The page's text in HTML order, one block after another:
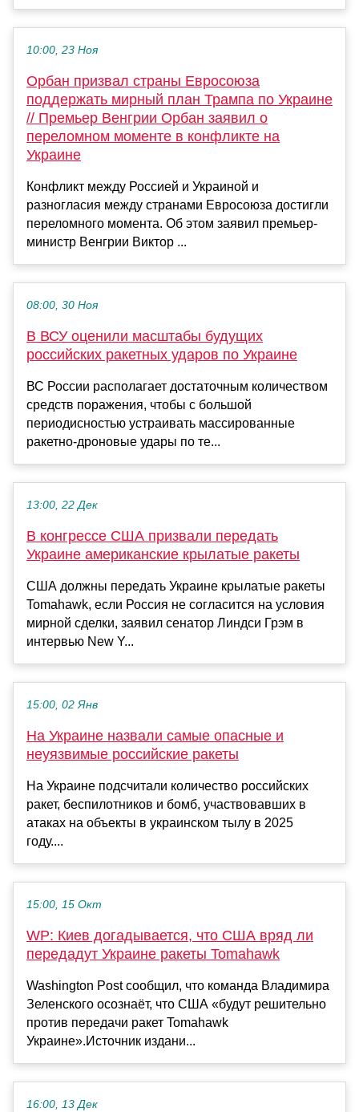
10:00, 23 Ноя
Орбан призвал страны Евросоюза
поддержать мирный план Трампа по Украине
// Премьер Венгрии Орбан заявил о
переломном моменте в конфликте на
Украине
Конфликт между Россией и Украиной и
разногласия между странами Евросоюза достигли
переломного момента. Об этом заявил премьер-
министр Венгрии Виктор ...
08:00, 30 Ноя
В ВСУ оценили масштабы будущих
российских ракетных ударов по Украине
ВС России располагает достаточным количеством
средств поражения, чтобы с большой
периодисностью устраивать массированные
ракетно-дроновые удары по те...
13:00, 22 Дек
В конгрессе США призвали передать
Украине американские крылатые ракеты
США должны передать Украине крылатые ракеты
Tomahawk, если Россия не согласится на условия
мирной сделки, заявил сенатор Линдси Грэм в
интервью New Y...
15:00, 02 Янв
На Украине назвали самые опасные и
неуязвимые российские ракеты
На Украине подсчитали количество российских
ракет, беспилотников и бомб, участвовавших в
атаках на объекты в украинском тылу в 2025
году....
15:00, 15 Окт
WP: Киев догадывается, что США вряд ли
передадут Украине ракеты Tomahawk
Washington Post сообщил, что команда Владимира
Зеленского осознаёт, что США «будут решительно
против передачи ракет Tomahawk
Украине».Источник издани...
16:00, 13 Дек